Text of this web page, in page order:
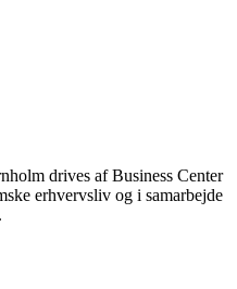
drives af Business Center
erhvervsliv og i samarbejde